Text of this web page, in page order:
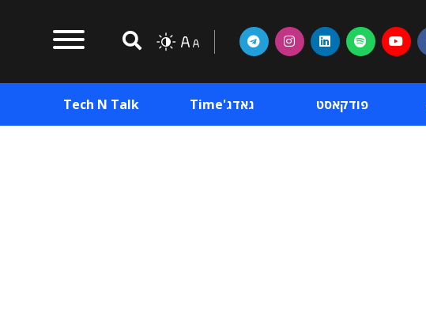
פודקאסט גאדג'Time Tech N Talk